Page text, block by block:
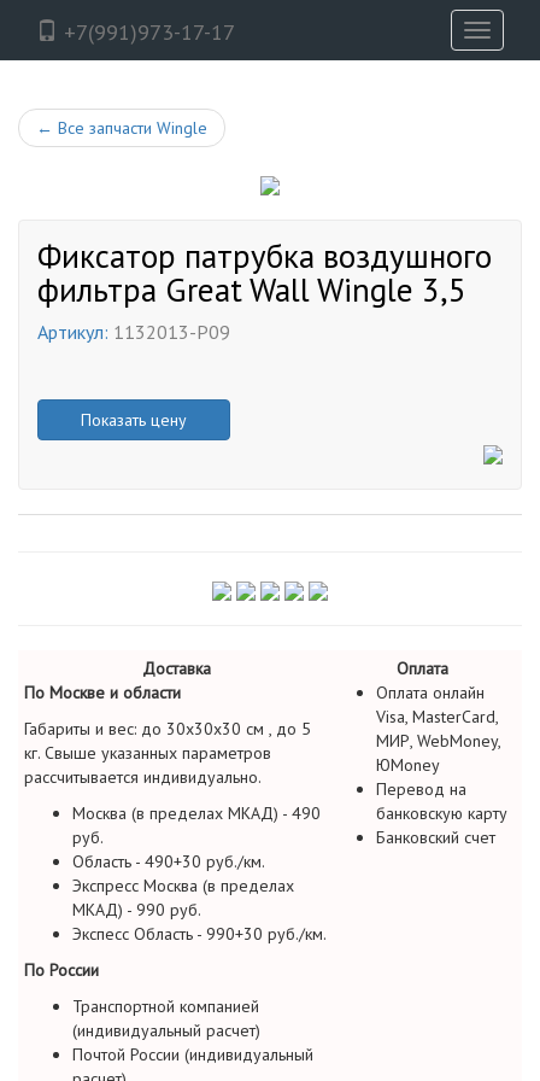
+7(991)973-17-17
Toggle
← Все запчасти Wingle
Фиксатор патрубка воздушного
фильтра Great Wall Wingle 3,5
Артикул: 1132013-P09
Показать цену
Доставка
Оплата
По Москве и области
Габариты и вес: до 30х30х30 см , до 5
кг. Свыше указанных параметров
рассчитывается индивидуально.
Москва (в пределах МКАД) - 490
руб.
Область - 490+30 руб./км.
Экспресс Москва (в пределах
МКАД) - 990 руб.
Экспесс Область - 990+30 руб./км.
По России
Транспортной компанией
(индивидуальный расчет)
Почтой России (индивидуальный
Оплата онлайн
Visa, MasterCard,
МИР, WebMoney,
ЮMoney
Перевод на
банковскую карту
Банковский счет